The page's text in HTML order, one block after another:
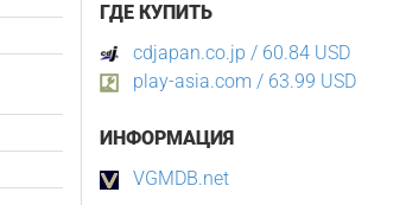
ГДЕ КУПИТЬ
cdjapan.co.jp / 60.84 USD
play-asia.com / 63.99 USD
ИНФОРМАЦИЯ
VGMDB.net